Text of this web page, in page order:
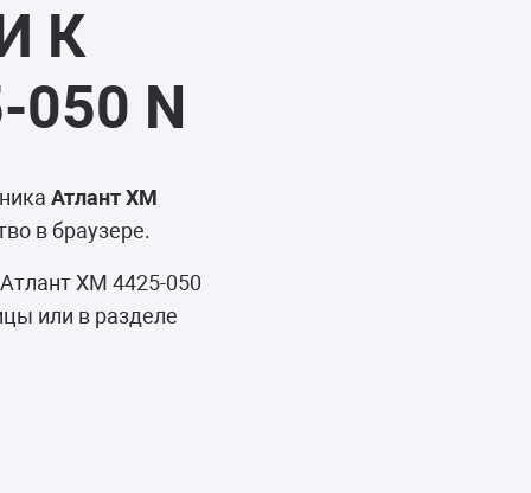
Вакансии
К
N
Атлант ХМ
в браузере.
ХМ 4425-050
или в разделе